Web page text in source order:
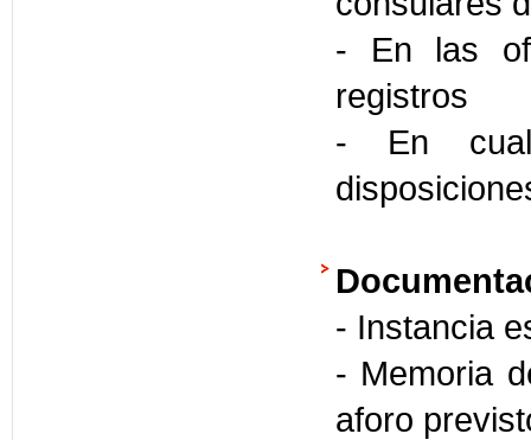
- En las
registros
- En
- Instancia
- Memoria
aforo